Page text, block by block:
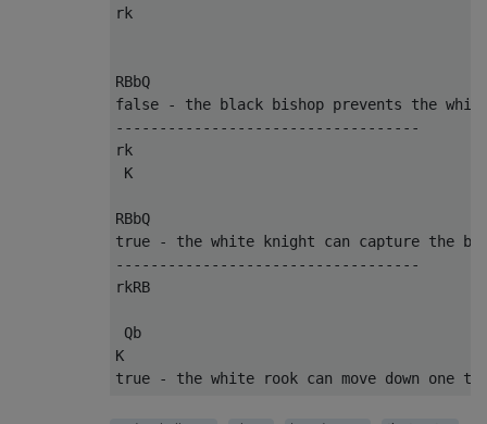
rk
RBbQ
false - the black bishop prevents the
-----------------------------------
rk
K
RBbQ
true - the white knight can capture the
-----------------------------------
rkRB
Qb
K